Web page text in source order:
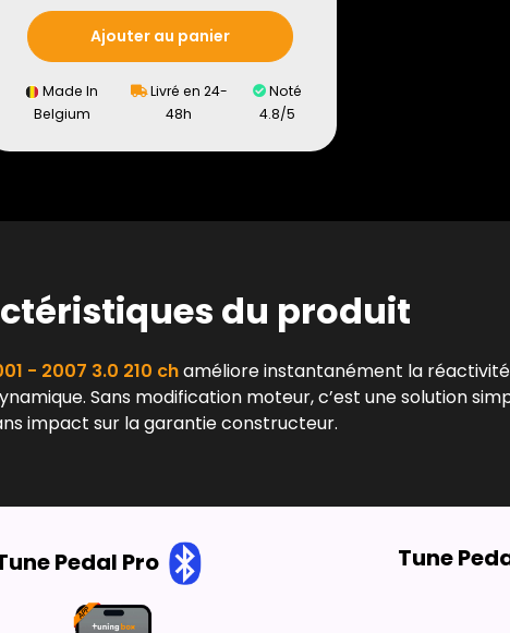
Ajouter au panier
Made In
Belgium
Livré en 24-
48h
Noté
4.8/5
du produit
- 2007 3.0 210 chaméliore instantanément la
Sans modification moteur, c’est une solution
impact sur la garantie constructeur.
Pedal Pro Tune